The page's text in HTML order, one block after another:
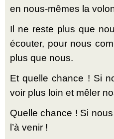
en nous-mêmes la
Il ne reste plus que
écouter, pour nous
plus que nous.
Et quelle chance ! Si
voir plus loin et mêler
Quelle chance ! Si
l’à venir !